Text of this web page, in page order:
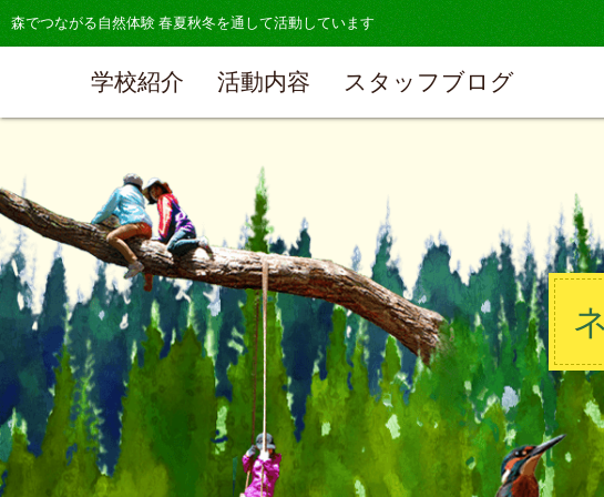
森でつながる自然体験 春夏秋冬を通して活動しています
学校紹介 活動内容 スタッフブログ